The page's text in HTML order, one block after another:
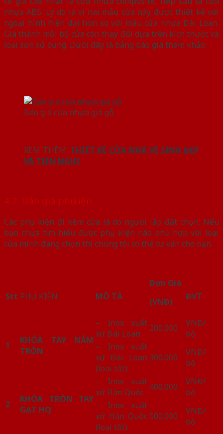
nhựa ABS. Lý do là vì hai mẫu cửa này được thiết kế với
ngoại hình hiện đại hơn so với mẫu cửa nhựa Đài Loan.
Giá thành mỗi bộ cửa còn thay đổi dựa trên kích thước và
loại sơn sử dụng. Dưới đây là bảng báo giá tham khảo:
Báo giá cửa nhựa giả gỗ
XEM THÊM: THIẾT KẾ CỬA NHÀ VỆ SINH ĐẸP
VÀ TIỆN NGHI
4.2. Báo giá phụ kiện
Các phụ kiện đi kèm cửa là do người lắp đặt chọn. Nếu
bạn chưa tìm hiểu được phụ kiện nào phù hợp với loại
cửa mình đang chọn thì chúng tôi có thể tư vấn cho bạn.
Stt PHỤ KIỆN MÔ TẢ
Đơn Giá
(VNĐ)
ĐVT
1
KHÓA TAY NẮM
TRÒN
– Inox xuất
xứ Đài Loan
200.000
VNĐ/
bộ
– Inox xuất
xứ Đài Loan
(loại tốt)
300.000
VNĐ/
bộ
2
KHÓA TRÒN TAY
GẠT HQ
– Inox xuất
xứ Hàn Quốc 400.000
VNĐ/
bộ
– Inox xuất
xứ Hàn Quốc
(loại tốt)
500.000
VNĐ/
bộ